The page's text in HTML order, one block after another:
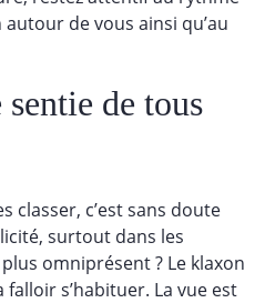
de vous ainsi qu’au
de tous
classer, c’est sans doute
surtout dans les
omniprésent ? Le klaxon
falloir s’habituer. La vue est